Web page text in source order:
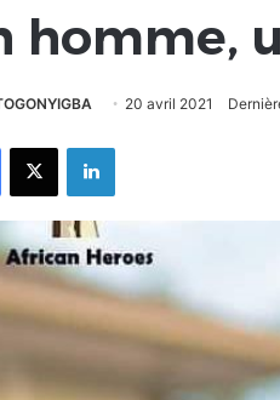
homme,
20 avril 2021
FacebookX Linkedin